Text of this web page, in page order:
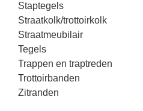
Staptegels
Straatkolk/trottoirkolk
Straatmeubilair
Tegels
Trappen en traptreden
Trottoirbanden
Zitranden